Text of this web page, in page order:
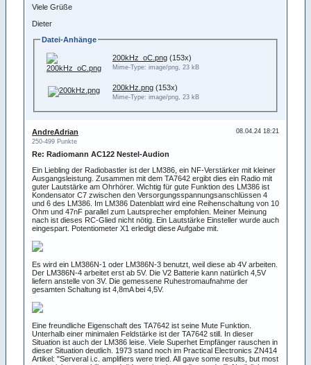
Viele Grüße
Dieter
Datei-Anhänge
200kHz_oC.png (153x)
Mime-Type: image/png, 23 kB
200kHz.png (153x)
Mime-Type: image/png, 23 kB
08.04.24 18:21
AndreAdrian
250-499 Punkte
Re: Radiomann AC122 Nestel-Audion
Ein Liebling der Radiobastler ist der LM386, ein NF-Verstärker mit kleiner
Ausgangsleistung. Zusammen mit dem TA7642 ergibt dies ein Radio mit
guter Lautstärke am Ohrhörer. Wichtig für gute Funktion des LM386 ist
Kondensator C7 zwischen den Versorgungsspannungsanschlüssen 4
und 6 des LM386. Im LM386 Datenblatt wird eine Reihenschaltung von 10
Ohm und 47nF parallel zum Lautsprecher empfohlen. Meiner Meinung
nach ist dieses RC-Glied nicht nötig. Ein Lautstärke Einsteller wurde auch
eingespart. Potentiometer X1 erledigt diese Aufgabe mit.
Es wird ein LM386N-1 oder LM386N-3 benutzt, weil diese ab 4V arbeiten.
Der LM386N-4 arbeitet erst ab 5V. Die V2 Batterie kann natürlich 4,5V
liefern anstelle von 3V. Die gemessene Ruhestromaufnahme der
gesamten Schaltung ist 4,8mA bei 4,5V.
Eine freundliche Eigenschaft des TA7642 ist seine Mute Funktion.
Unterhalb einer minimalen Feldstärke ist der TA7642 still. In dieser
Situation ist auch der LM386 leise. Viele Superhet Empfänger rauschen in
dieser Situation deutlich. 1973 stand noch im Practical Electronics ZN414
Artikel: "Serveral i.c. amplifiers were tried. All gave some results, but most